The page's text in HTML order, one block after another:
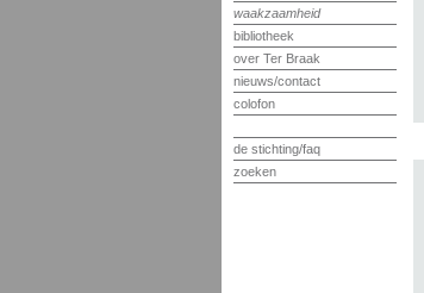
waakzaamheid
bibliotheek
over Ter Braak
nieuws/contact
colofon
de stichting/faq
zoeken